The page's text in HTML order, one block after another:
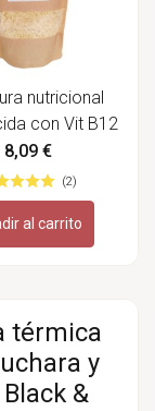
nutricional
con Vit B12
- Conasi
8,09 €
(2)
al carrito
térmica
y
&